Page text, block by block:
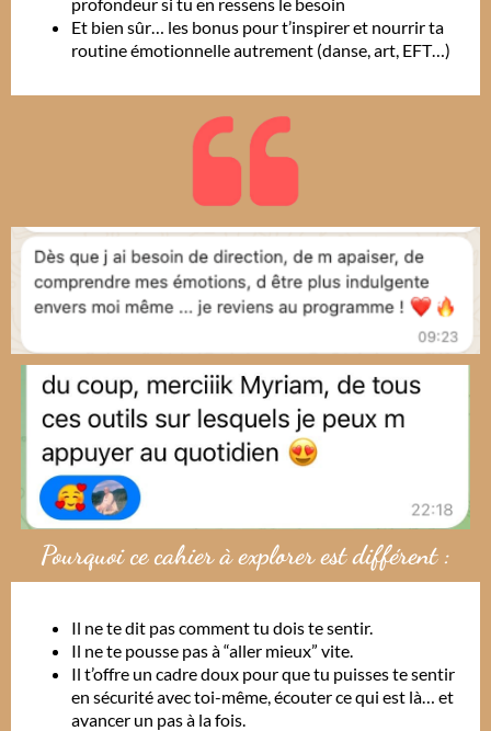
Et bien sûr… les bonus pour t’inspirer et nourrir ta
routine émotionnelle autrement (danse, art, EFT…)
Pourquoi ce cahier à explorer est différent :
Il ne te dit pas comment tu dois te sentir.
Il ne te pousse pas à “aller mieux” vite.
Il t’offre un cadre doux pour que tu puisses te sentir
en sécurité avec toi-même, écouter ce qui est là… et
avancer un pas à la fois.